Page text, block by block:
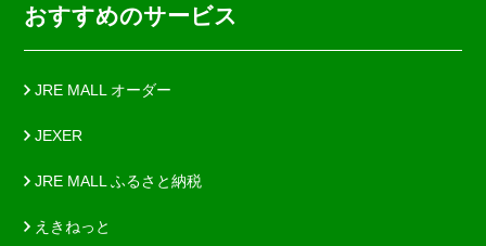
おすすめのサービス
JRE MALL オーダー
JEXER
JRE MALL ふるさと納税
えきねっと